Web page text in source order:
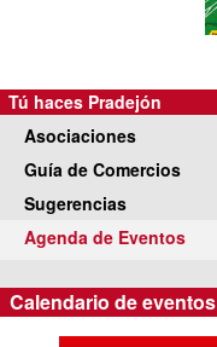
Tú haces Pradejón
Asociaciones
Guía de Comercios
Sugerencias
Agenda de Eventos
Calendario de eventos